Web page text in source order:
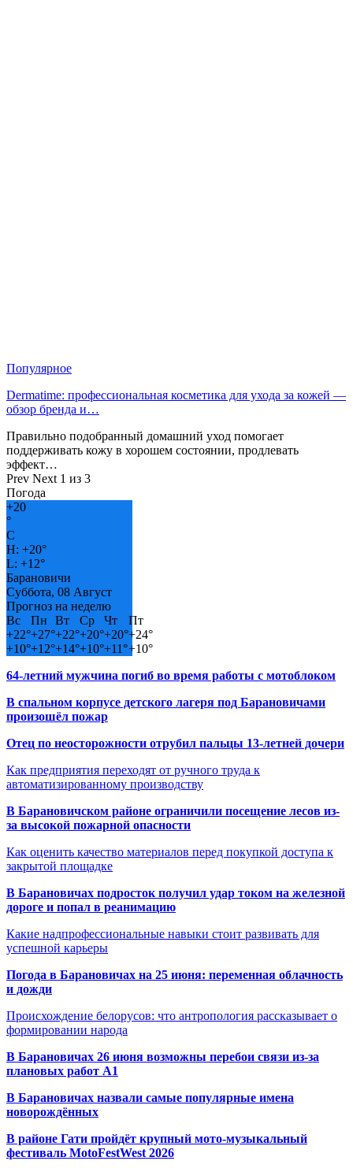
Популярное
Dermatime: профессиональная косметика для ухода за кожей —
обзор бренда и…
Правильно подобранный домашний уход помогает
поддерживать кожу в хорошем состоянии, продлевать
эффект…
Prev Next 1 из 3
Погода
+20
°
C
H: +20°
L: +12°
Барановичи
Суббота, 08 Август
Прогноз на неделю
Вс
Пн Вт Ср Чт
Пт
+22°+27°+22°+20°+20°+24°
+10°+12°+14°+10°+11°+10°
64-летний мужчина погиб во время работы с мотоблоком
В спальном корпусе детского лагеря под Барановичами
произошёл пожар
Отец по неосторожности отрубил пальцы 13-летней дочери
Как предприятия переходят от ручного труда к
автоматизированному производству
В Барановичском районе ограничили посещение лесов из-
за высокой пожарной опасности
Как оценить качество материалов перед покупкой доступа к
закрытой площадке
В Барановичах подросток получил удар током на железной
дороге и попал в реанимацию
Какие надпрофессиональные навыки стоит развивать для
успешной карьеры
Погода в Барановичах на 25 июня: переменная облачность
и дожди
Происхождение белорусов: что антропология рассказывает о
формировании народа
В Барановичах 26 июня возможны перебои связи из-за
плановых работ A1
В Барановичах назвали самые популярные имена
новорождённых
В районе Гати пройдёт крупный мото-музыкальный
фестиваль MotoFestWest 2026